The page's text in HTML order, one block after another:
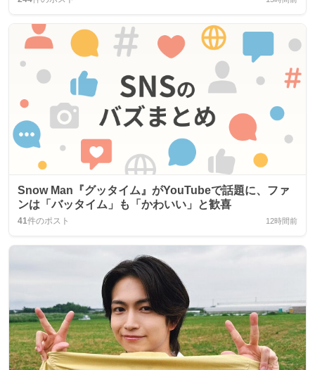
Snow Man『グッタイム』がYouTubeで話題に、ファ
ンは「バッタイム」も「かわいい」と歓喜
41件のポスト 12時間前